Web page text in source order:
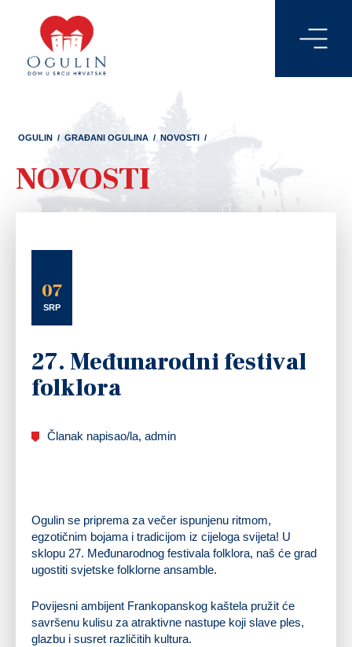
OGULIN / GRAĐANI OGULINA / NOVOSTI /
NOVOSTI
07
SRP
27. Međunarodni festival
folklora
Članak napisao/la, admin
Ogulin se priprema za večer ispunjenu ritmom,
egzotičnim bojama i tradicijom iz cijeloga svijeta! U
sklopu 27. Međunarodnog festivala folklora, naš će grad
ugostiti svjetske folklorne ansamble.
Povijesni ambijent Frankopanskog kaštela pružit će
savršenu kulisu za atraktivne nastupe koji slave ples,
glazbu i susret različitih kultura.